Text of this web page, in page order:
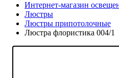
Интернет-магазин
Люстры
Люстры припотолочные
Люстра флористика 004/1